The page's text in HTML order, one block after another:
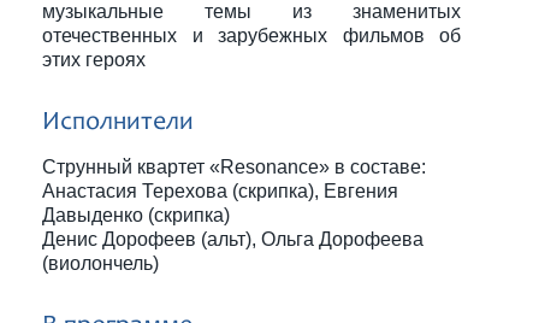
музыкальные темы из знаменитых
отечественных и зарубежных фильмов об
этих героях
Исполнители
Струнный квартет «Resonance» в составе:
Анастасия Терехова (скрипка), Евгения
Давыденко (скрипка)
Денис Дорофеев (альт), Ольга Дорофеева
(виолончель)